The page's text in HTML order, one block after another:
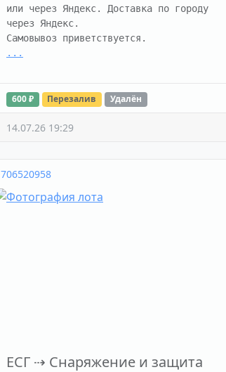
или через Яндекс. Доставка по городу
через Яндекс.
...
600 ₽ Перезалив Удалён
14.07.26 19:29
706520958
ЕСГ ⇢ Снаряжение и защита